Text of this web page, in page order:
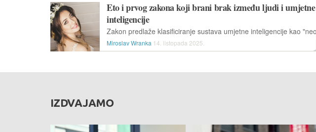
Eto i prvog zakona koji brani brak između ljudi i umjetne
inteligencije
Miroslav Wranka 14. listopada 2025.
IZDVAJAMO